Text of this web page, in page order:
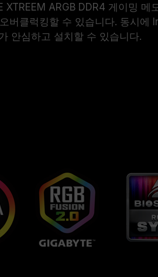
XTREEM ARGB DDR4 게이밍 메
버클럭킹할 수 있습니다. 동시에
안심하고 설치할 수 있습니다.